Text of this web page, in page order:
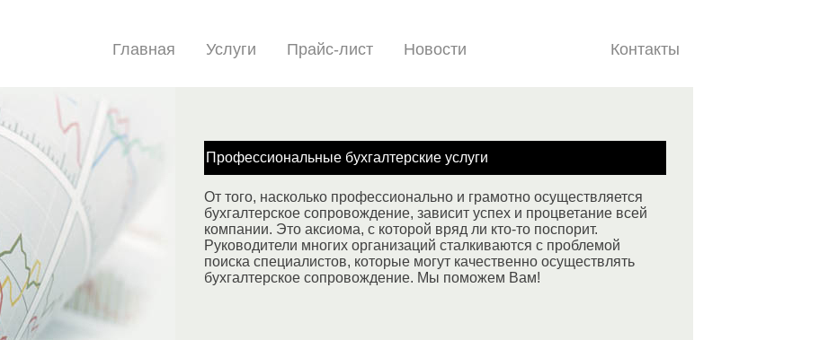
Главная Услуги Прайс-лист Новости Контакты
Профессиональные бухгалтерские услуги
От того, насколько профессионально и грамотно осуществляется
бухгалтерское сопровождение, зависит успех и процветание всей
компании. Это аксиома, с которой вряд ли кто-то поспорит.
Руководители многих организаций сталкиваются с проблемой
поиска специалистов, которые могут качественно осуществлять
бухгалтерское сопровождение. Мы поможем Вам!